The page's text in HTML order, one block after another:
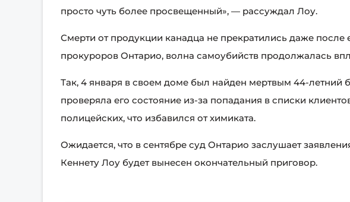
просто чуть более просвещенный», — рассуждал Лоу.
Смерти от продукции канадца не прекратились даже
прокуроров Онтарио, волна самоубийств продолжалась
Так, 4 января в своем доме был найден мертвым 44-летний
проверяла его состояние из-за попадания в списки
полицейских, что избавился от химиката.
Ожидается, что в сентябре суд Онтарио заслушает
Кеннету Лоу будет вынесен окончательный приговор.